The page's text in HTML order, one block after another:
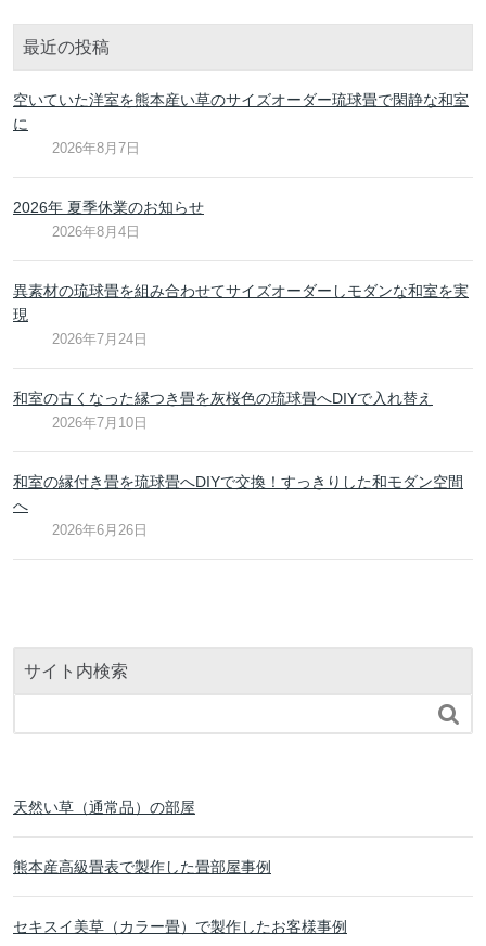
最近の投稿
空いていた洋室を熊本産い草のサイズオーダー琉球畳で閑静な和室
に
2026年8月7日
2026年 夏季休業のお知らせ
2026年8月4日
異素材の琉球畳を組み合わせてサイズオーダーしモダンな和室を実
現
2026年7月24日
和室の古くなった縁つき畳を灰桜色の琉球畳へDIYで入れ替え
2026年7月10日
和室の縁付き畳を琉球畳へDIYで交換！すっきりした和モダン空間
へ
2026年6月26日
サイト内検索

天然い草（通常品）の部屋
熊本産高級畳表で製作した畳部屋事例
セキスイ美草（カラー畳）で製作したお客様事例